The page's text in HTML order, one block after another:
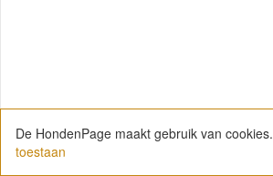
De HondenPage maakt gebruik van cookies.
toestaan